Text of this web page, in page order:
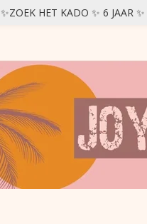
HET KADO ✨ 6 JAAR ✨